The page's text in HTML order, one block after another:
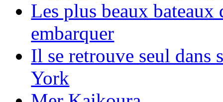
Les plus beaux bateaux
embarquer
Il se retrouve seul dans
York